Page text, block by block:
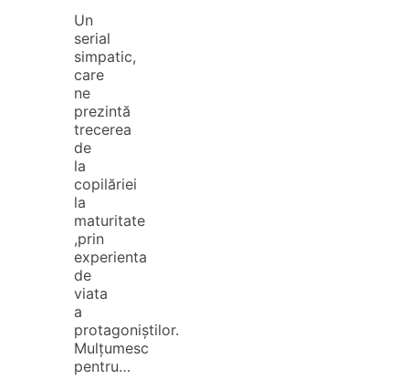
Un
serial
simpatic,
care
ne
prezintă
trecerea
de
la
copilăriei
la
maturitate
,prin
experienta
de
viata
a
protagoniștilor.
Mulțumesc
pentru…